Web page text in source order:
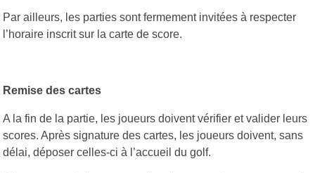
Par ailleurs, les parties sont fermement invitées à respecter
l’horaire inscrit sur la carte de score.
Remise des cartes
A la fin de la partie, les joueurs doivent vérifier et valider leurs
scores. Après signature des cartes, les joueurs doivent, sans
délai, déposer celles-ci à l’accueil du golf.